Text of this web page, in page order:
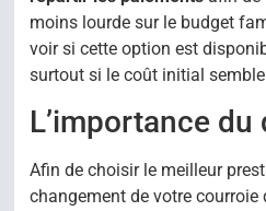
moins lourde sur le budget
voir si cette option est
surtout si le coût initial semble
L’importance du
Afin de choisir le meilleur
changement de votre